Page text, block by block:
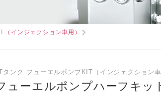
インジェクション車用）
ンク フューエルポンプKIT（インジェクション車
ューエルポンプハーフキッ